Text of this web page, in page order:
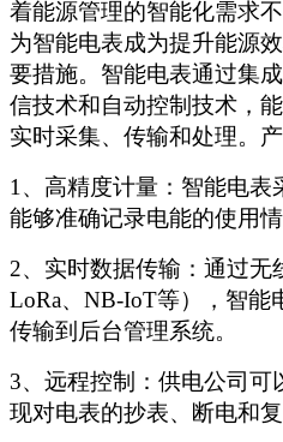
着能源管理的智能化需求
为智能电表成为提升能源
要措施。智能电表通过集
信技术和自动控制技术，
实时采集、传输和处理。
1、 高精度计量：智能电表
能够准确记录电能的使用情
2、 实时数据传输：通过无
LoRa、NB-IoT等），智能
传输到后台管理系统。
3、 远程控制：供电公司可
现对电表的抄表、断电和复